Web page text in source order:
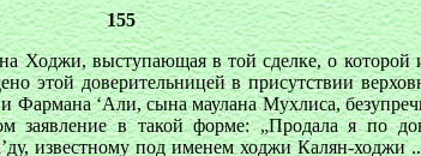
155
Ходжи, выступающая в той сделке, о которой
этой доверительницей в присутствии
‘Али, сына маулана Мухлиса,
заявление в такой форме: „Продала я по
известному под именем ходжи Калян-